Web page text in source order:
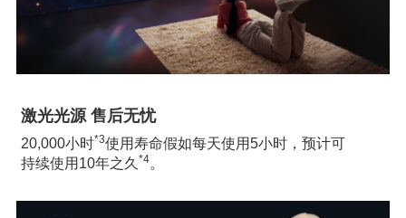
激光光源 售后无忧
20,000小时*3使用寿命假如每天使用5小时，预计可
持续使用10年之久 *4。